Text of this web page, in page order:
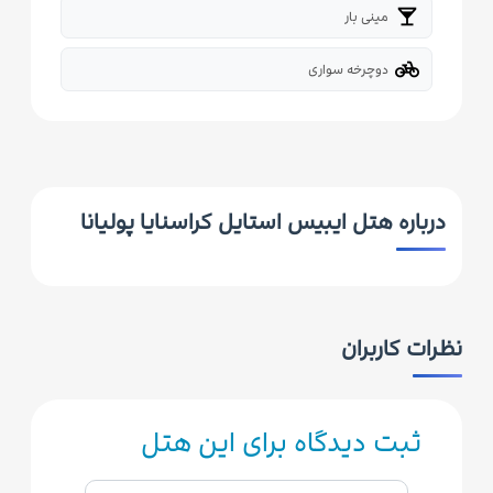
local_bar مینی بار
pedal_bike دوچرخه سواری
درباره هتل ایبیس استایل کراسنایا پولیانا
نظرات کاربران
ثبت دیدگاه برای این هتل